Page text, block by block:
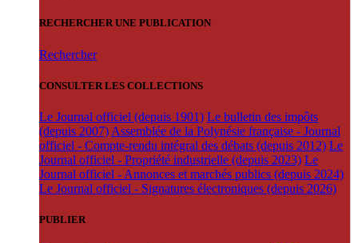
RECHERCHER UNE PUBLICATION
Rechercher
CONSULTER LES COLLECTIONS
Le Journal officiel (depuis 1901) Le bulletin des impôts
(depuis 2007) Assemblée de la Polynésie française - Journal
officiel - Compte-rendu intégral des débats (depuis 2012) Le
Journal officiel - Propriété industrielle (depuis 2023) Le
Journal officiel - Annonces et marchés publics (depuis 2024)
Le Journal officiel - Signatures électroniques (depuis 2026)
PUBLIER